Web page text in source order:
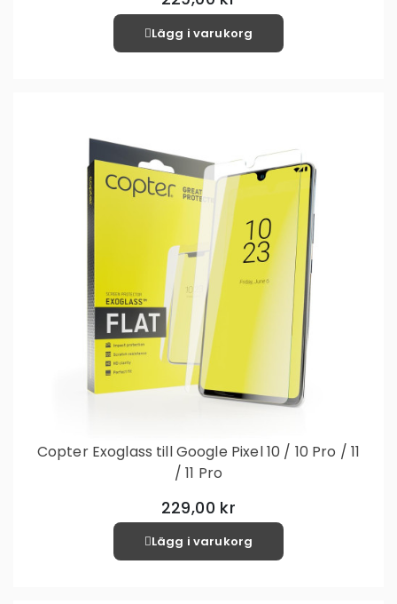
Lägg i varukorg
Copter Exoglass till Google Pixel 10 / 10 Pro / 11
/ 11 Pro
229,00 kr
Lägg i varukorg